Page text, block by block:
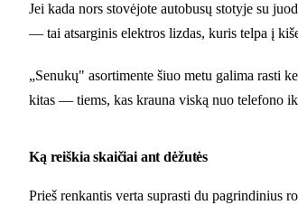
Jei kada nors stovėjote autobusų stotyje su
— tai atsarginis elektros lizdas, kuris telpa į
„Senukų" asortimente šiuo metu galima rasti
kitas — tiems, kas krauna viską nuo telefono
Ką reiškia skaičiai ant dėžutės
Prieš renkantis verta suprasti du pagrindinius